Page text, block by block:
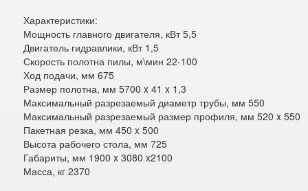
Характеристики:
Мощность главного двигателя, кВт 5,5
Двигатель гидравлики, кВт 1,5
Скорость полотна пилы, м\мин 22-100
Ход подачи, мм 675
Размер полотна, мм 5700 x 41 x 1,3
Максимальный разрезаемый диаметр трубы, мм 550
Максимальный разрезаемый размер профиля, мм 520 x 550
Пакетная резка, мм 450 x 500
Высота рабочего стола, мм 725
Габариты, мм 1900 x 3080 x2100
Масса, кг 2370